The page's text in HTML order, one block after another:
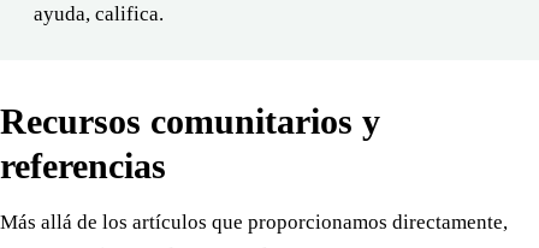
ayuda, califica.
Recursos comunitarios y
referencias
Más allá de los artículos que proporcionamos directamente,